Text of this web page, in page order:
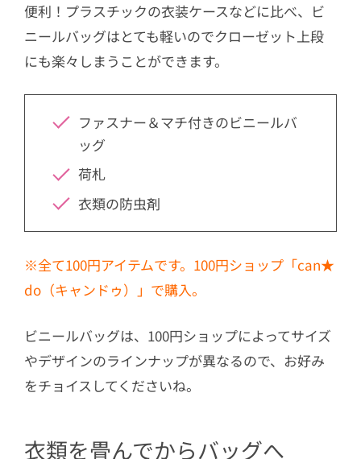
便利！プラスチックの衣装ケースなどに比べ、ビ
ニールバッグはとても軽いのでクローゼット上段
にも楽々しまうことができます。
ファスナー＆マチ付きのビニールバ
ッグ
荷札
衣類の防虫剤
※全て100円アイテムです。100円ショップ「can★
do（キャンドゥ）」で購入。
ビニールバッグは、100円ショップによってサイズ
やデザインのラインナップが異なるので、お好み
をチョイスしてくださいね。
衣類を畳んでからバッグへ